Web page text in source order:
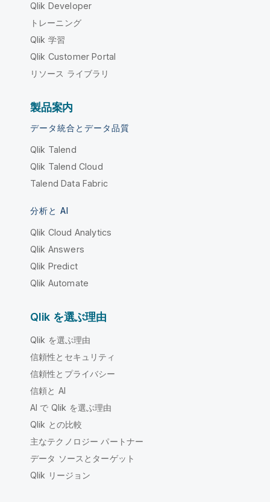
Qlik Developer
トレーニング
Qlik 学習
Qlik Customer Portal
リソース ライブラリ
製品案内
データ統合とデータ品質
Qlik Talend
Qlik Talend Cloud
Talend Data Fabric
分析と AI
Qlik Cloud Analytics
Qlik Answers
Qlik Predict
Qlik Automate
Qlik を選ぶ理由
Qlik を選ぶ理由
信頼性とセキュリティ
信頼性とプライバシー
信頼と AI
AI で Qlik を選ぶ理由
Qlik との比較
主なテクノロジー パートナー
データ ソースとターゲット
Qlik リージョン